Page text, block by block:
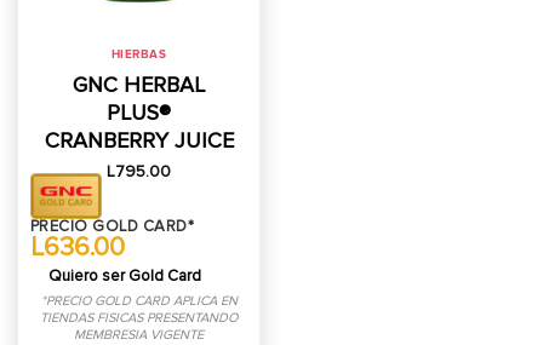
HIERBAS
GNC HERBAL
PLUS®
CRANBERRY JUICE
L795.00
PRECIO GOLD CARD*
L636.00
Quiero ser Gold Card
*PRECIO GOLD CARD APLICA EN
TIENDAS FISICAS PRESENTANDO
MEMBRESIA VIGENTE